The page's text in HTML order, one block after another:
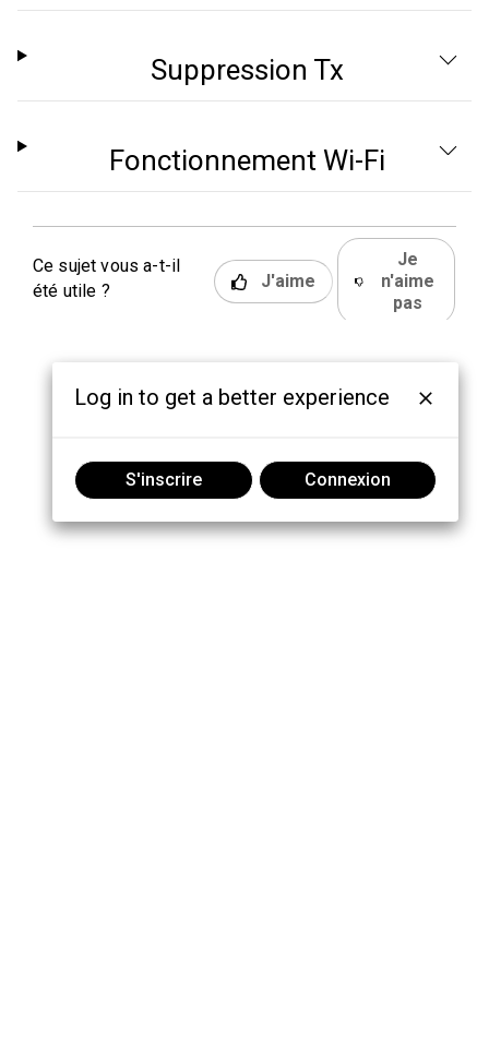
Suppression Tx
Fonctionnement Wi-Fi
Ce sujet vous a-t-il
été utile ?
J'aime
Je
n'aime
pas
Log in to get a better experience
S'inscrire Connexion